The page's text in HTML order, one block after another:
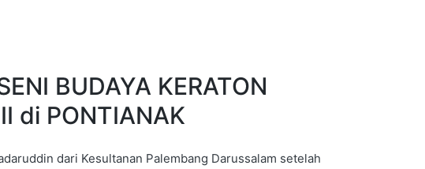
BUDAYA KERATON
di PONTIANAK
dari Kesultanan Palembang Darussalam setelah